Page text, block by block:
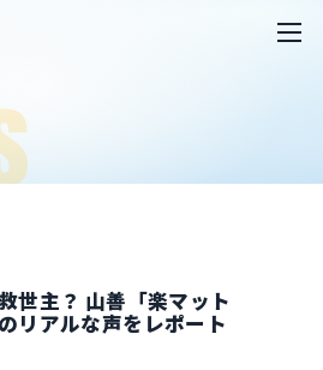
世主？ 山善「楽マット
リアルな声をレポート